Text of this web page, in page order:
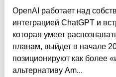
OpenAI работает над
интеграцией ChatGPT и
которая умеет
планам, выйдет в начале
позиционируют как более
альтернативу Am...